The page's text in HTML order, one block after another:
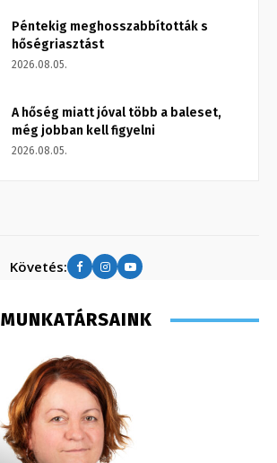
Péntekig meghosszabbították s
hőségriasztást
2026.08.05.
A hőség miatt jóval több a baleset,
még jobban kell figyelni
2026.08.05.
Követés:
MUNKATÁRSAINK